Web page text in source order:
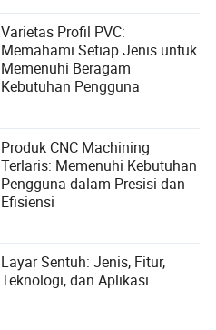
Varietas Profil PVC:
Memahami Setiap Jenis untuk
Memenuhi Beragam
Kebutuhan Pengguna
Produk CNC Machining
Terlaris: Memenuhi Kebutuhan
Pengguna dalam Presisi dan
Efisiensi
Layar Sentuh: Jenis, Fitur,
Teknologi, dan Aplikasi